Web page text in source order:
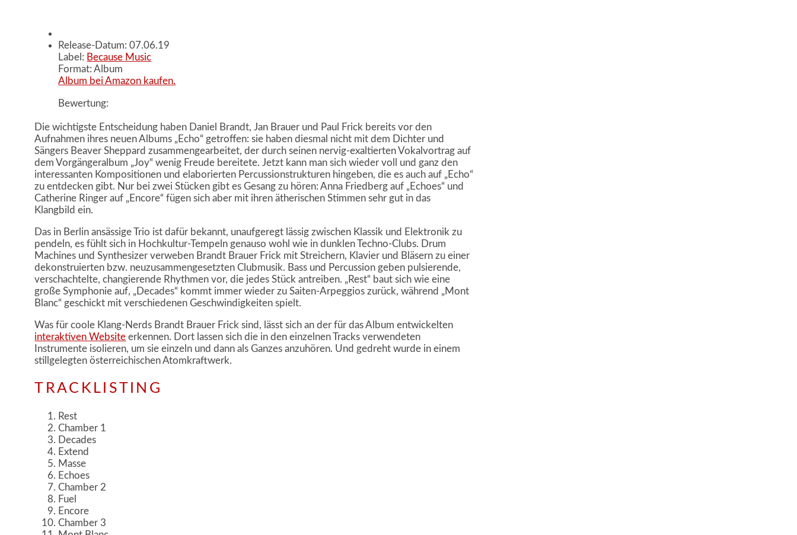
Release-Datum: 07.06.19
Label: Because Music
Format: Album
Album bei Amazon kaufen.
Bewertung:
Die wichtigste Entscheidung haben Daniel Brandt, Jan Brauer und Paul Frick bereits vor den
Aufnahmen ihres neuen Albums „Echo“ getroffen: sie haben diesmal nicht mit dem Dichter und
Sängers Beaver Sheppard zusammengearbeitet, der durch seinen nervig-exaltierten Vokalvortrag auf
dem Vorgängeralbum „Joy“ wenig Freude bereitete. Jetzt kann man sich wieder voll und ganz den
interessanten Kompositionen und elaborierten Percussionstrukturen hingeben, die es auch auf „Echo“
zu entdecken gibt. Nur bei zwei Stücken gibt es Gesang zu hören: Anna Friedberg auf „Echoes“ und
Catherine Ringer auf „Encore“ fügen sich aber mit ihren ätherischen Stimmen sehr gut in das
Klangbild ein.
Das in Berlin ansässige Trio ist dafür bekannt, unaufgeregt lässig zwischen Klassik und Elektronik zu
pendeln, es fühlt sich in Hochkultur-Tempeln genauso wohl wie in dunklen Techno-Clubs. Drum
Machines und Synthesizer verweben Brandt Brauer Frick mit Streichern, Klavier und Bläsern zu einer
dekonstruierten bzw. neuzusammengesetzten Clubmusik. Bass und Percussion geben pulsierende,
verschachtelte, changierende Rhythmen vor, die jedes Stück antreiben. „Rest“ baut sich wie eine
große Symphonie auf, „Decades“ kommt immer wieder zu Saiten-Arpeggios zurück, während „Mont
Blanc“ geschickt mit verschiedenen Geschwindigkeiten spielt.
Was für coole Klang-Nerds Brandt Brauer Frick sind, lässt sich an der für das Album entwickelten
interaktiven Website erkennen. Dort lassen sich die in den einzelnen Tracks verwendeten
Instrumente isolieren, um sie einzeln und dann als Ganzes anzuhören. Und gedreht wurde in einem
stillgelegten österreichischen Atomkraftwerk.
TRACKLISTING
Rest
Chamber 1
Decades
Extend
Masse
Echoes
Chamber 2
Fuel
Encore
Chamber 3